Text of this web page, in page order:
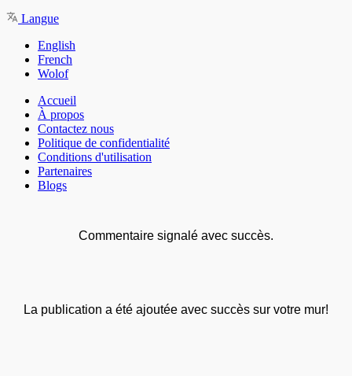
Langue
English
French
Wolof
Accueil
À propos
Contactez nous
Politique de confidentialité
Conditions d'utilisation
Partenaires
Blogs
Commentaire signalé avec succès.
La publication a été ajoutée avec succès sur votre mur!